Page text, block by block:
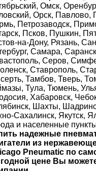
Омск,
Орск, Павлово,
Петрозаводск,
Псков, Пушкин,
на-Дону, Рязань,
Самара,
Серов,
Ставрополь,
Тамбов, Тверь,
Тула, Тюмень,
Хабаровск,
Шахты,
Сахалинск, Якутск,
и населенные
надежные
из
Pneumatic по
цене Вы